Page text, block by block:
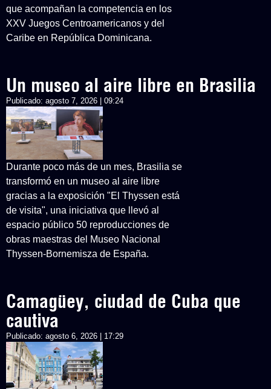
que acompañan la competencia en los
XXV Juegos Centroamericanos y del
Caribe en República Dominicana.
Un museo al aire libre en Brasilia
Publicado: agosto 7, 2026 | 09:24
Durante poco más de un mes, Brasilia se
transformó en un museo al aire libre
gracias a la exposición "El Thyssen está
de visita", una iniciativa que llevó al
espacio público 50 reproducciones de
obras maestras del Museo Nacional
Thyssen-Bornemisza de España.
Camagüey, ciudad de Cuba que
cautiva
Publicado: agosto 6, 2026 | 17:29